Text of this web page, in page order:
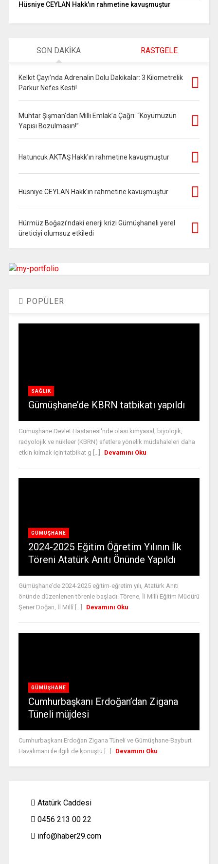
Hüsniye CEYLAN Hakk'ın rahmetine kavuşmuştur
SON DAKİKA RASTGELE
Kelkit Çayı’nda Adrenalin Dolu Dakikalar: 3 Kilometrelik
Parkur Nefes Kesti!
Muhtar Şişman’dan Milli Emlak’a Çağrı: “Köyümüzün
Yapısı Bozulmasın!”
Hatuncuk AKTAŞ Hakk'ın rahmetine kavuşmuştur
Hüsniye CEYLAN Hakk'ın rahmetine kavuşmuştur
Hürmüz Boğazı’ndaki enerji krizi Gümüşhaneli yerel
üreticiyi olumsuz etkiledi
POPÜLER
SAĞLIK
Gümüşhane’de KBRN tatbikatı yapıldı
Gümüşhane Devlet Hastanesi'nde olası kimyasal, biyolojik,
radyolojik ve nükleer (KBRN) afetlere yönelik müdahaleleri daha
etkin kılmak için tatbikat g [...]
Devamını Oku
GÜMÜŞHANE
2024-2025 Eğitim Öğretim Yılının İlk
Töreni Atatürk Anıtı Önünde Yapıldı
Gümüşhane’de 2024-2025 eğitim-eğretim yılı, Atatürk Anıtı
önünde düzenlenen törenle başladı. Törene, İl Millî Eğitim Müdürü
Şener Doğan, İl Millî [...]
Devamını Oku
GÜMÜŞHANE
Cumhurbaşkanı Erdoğan’dan Zigana
Tüneli müjdesi
Cumhurbaşkanı Erdoğan Zigana Tüneli ve Gümüşhane-Bayburt
Havalimanı ile ilgili de konuştu [...]
Devamını Oku
Atatürk Caddesi
0456 213 00 22
info@haber29.com